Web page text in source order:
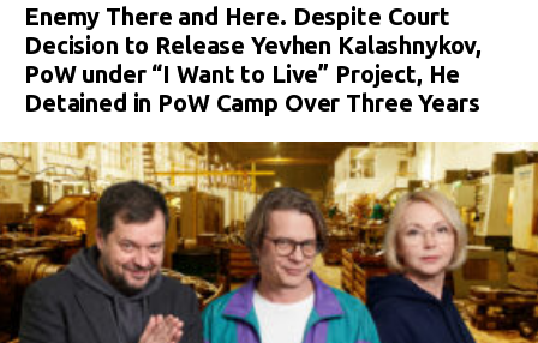
Enemy There and Here. Despite Court
Decision to Release Yevhen Kalashnykov,
PoW under “I Want to Live” Project, He
Detained in PoW Camp Over Three Years